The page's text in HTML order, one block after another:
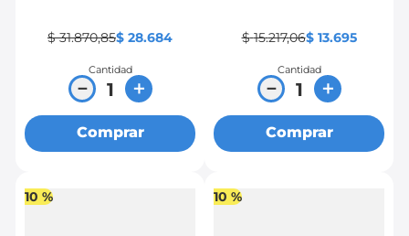
$ 31.870,85$ 28.684
Cantidad
＋
－
Comprar
$ 15.217,06$ 13.695
Cantidad
＋
－
Comprar
10 % 10 %